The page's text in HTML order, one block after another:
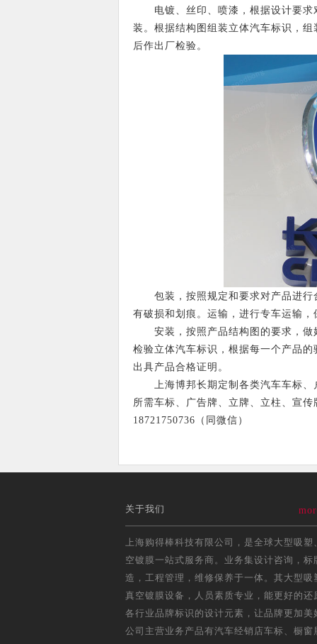
电镀、丝印、喷漆，根据设计要求
装。根据结构图组装立体汽车标识，
后作出厂检验。
包装，按照规定和要求对产品进行
有破损和划痕。运输，进行专车运输，
安装，按照产品结构图的要求，做
检验立体汽车标识，根据每一个产品
出具产品合格证明。
上海博邦长期定制各类汽车车标、
所需车标、广告牌、立牌、立柱、宣
18721750736（同微信）
关于我们
上海购得棒科技有限公司，是全球大型吸塑
空镀膜一站式服务商。业务集设计咨询，标
造，工程管理，维修保养于一体。其大型吸
真空镀膜设备，人员素质专业，能更好的还
各行业品牌标识的设计元素，让品牌更加美
公司主营业务产品有汽车经销店车标、橱窗